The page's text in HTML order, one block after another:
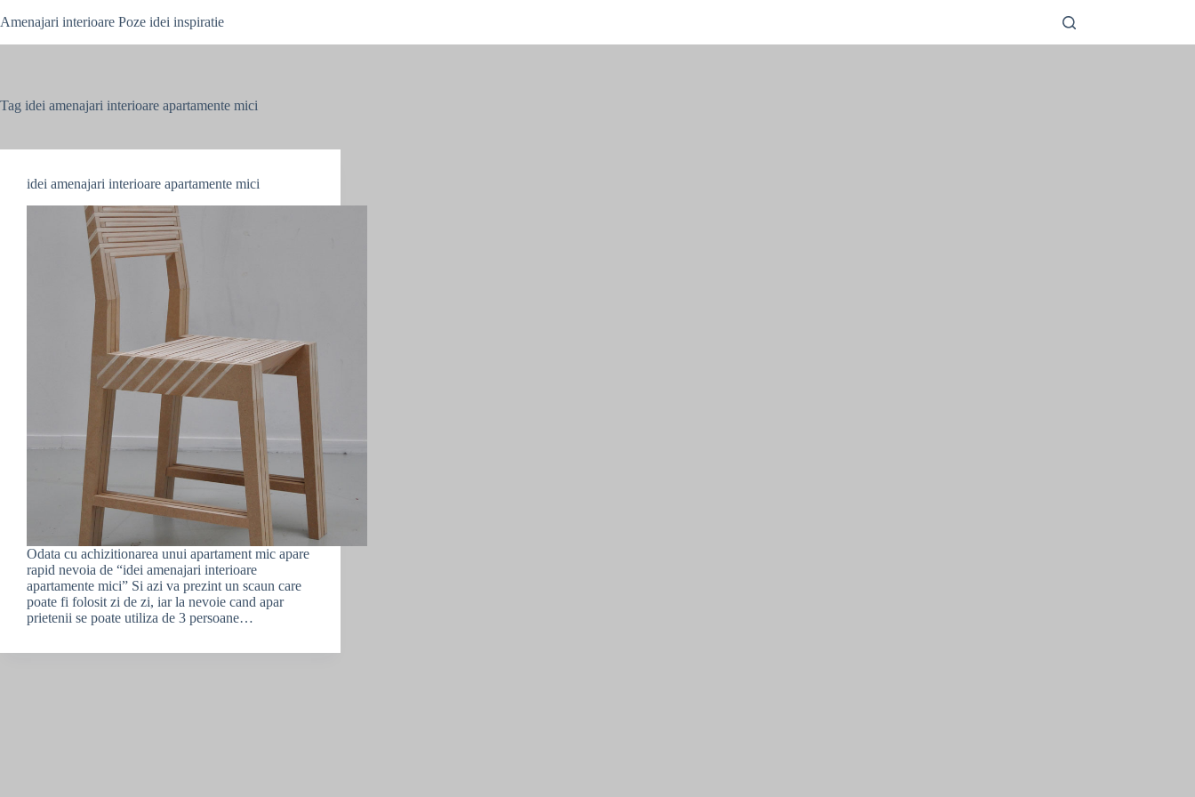
to
Amenajari interioare Poze idei inspiratie
Tag idei amenajari interioare apartamente mici
idei amenajari interioare apartamente mici
Odata cu achizitionarea unui apartament mic apare
rapid nevoia de “idei amenajari interioare
apartamente mici” Si azi va prezint un scaun care
poate fi folosit zi de zi, iar la nevoie cand apar
prietenii se poate utiliza de 3 persoane…